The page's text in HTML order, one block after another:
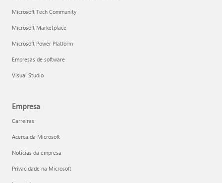
Microsoft Tech Community
Microsoft Marketplace
Microsoft Power Platform
Empresas de software
Visual Studio
Empresa
Carreiras
Acerca da Microsoft
Notícias da empresa
Privacidade na Microsoft